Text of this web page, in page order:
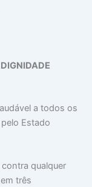
a todos os
Estado
qualquer
três